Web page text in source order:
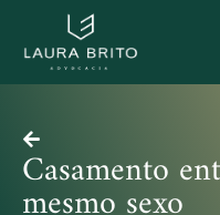
Casamento